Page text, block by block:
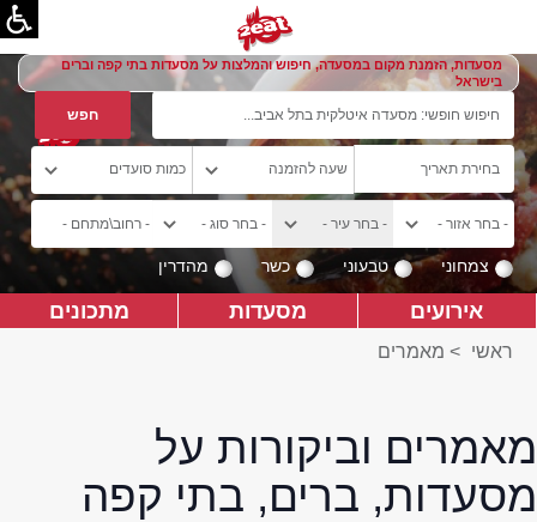
מסעדות, הזמנת מקום במסעדה, חיפוש והמלצות על מסעדות בתי קפה וברים
בישראל
צמחוני טבעוני כשר מהדרין
אירועים מסעדות מתכונים
ראשי > מאמרים
מאמרים וביקורות על
מסעדות, ברים, בתי קפה